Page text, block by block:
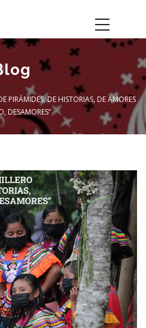
PIRÁMIDES, DE HISTORIAS, DE AMORES
DESAMORES”